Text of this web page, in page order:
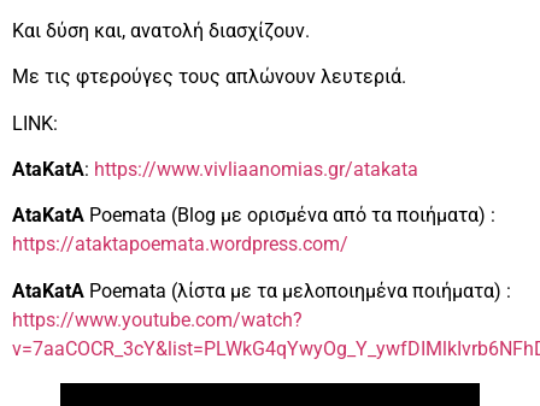
Και δύση και, ανατολή διασχίζουν.
Με τις φτερούγες τους απλώνουν λευτεριά.
LINK:
AtaKatA: https://www.vivliaanomias.gr/atakata
AtaKatA Poemata (Blog με ορισμένα από τα ποιήματα) :
https://ataktapoemata.wordpress.com/
AtaKatA Poemata (λίστα με τα μελοποιημένα ποιήματα) :
https://www.youtube.com/watch?